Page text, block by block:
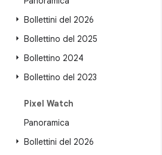
Bollettini del 2026
Bollettino del 2025
Bollettino 2024
Bollettino del 2023
Pixel Watch
Panoramica
Bollettini del 2026